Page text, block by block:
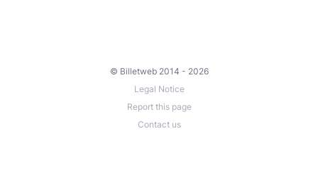
© Billetweb 2014 - 2026
Legal Notice
Report this page
Contact us